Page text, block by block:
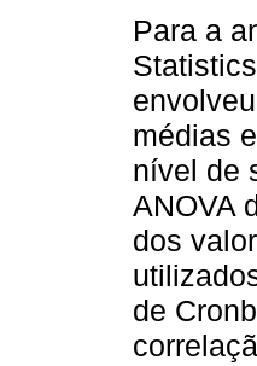
Para a
médias
nível de
ANOVA
dos
de